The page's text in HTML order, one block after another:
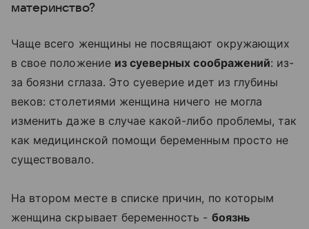
материнство?
Чаще всего женщины не посвящают окружающих
в свое положение из суеверных соображений: из-
за боязни сглаза. Это суеверие идет из глубины
веков: столетиями женщина ничего не могла
изменить даже в случае какой-либо проблемы, так
как медицинской помощи беременным просто не
существовало.
На втором месте в списке причин, по которым
женщина скрывает беременность - боязнь